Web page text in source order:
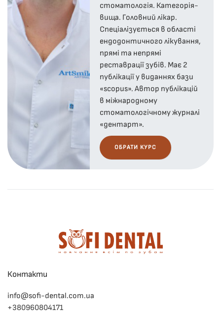
стоматологія. Категорія-
вища. Головний лікар.
Спеціалізується в області
ендодонтичного лікування,
прямі та непрямі
реставрації зубів. Має 2
публікації у виданнях бази
«scopus». Автор публікацій
в міжнародному
стоматологічному журналі
«дентарт».
ОБРАТИ КУРС
Контакти
info@sofi-dental.com.ua
+380960804171